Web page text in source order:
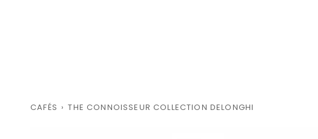
CAFÉS › THE CONNOISSEUR COLLECTION DELONGHI